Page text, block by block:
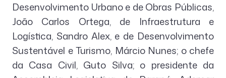
Desenvolvimento Urbano e de Obras Públicas,
João Carlos Ortega, de Infraestrutura e
Logística, Sandro Alex, e de Desenvolvimento
Sustentável e Turismo, Márcio Nunes; o chefe
da Casa Civil, Guto Silva; o presidente da